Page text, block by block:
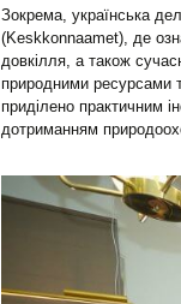
Зокрема, українська
(Keskkonnaamet), де
довкілля, а також
природними ресурсами
приділено практичним
дотриманням